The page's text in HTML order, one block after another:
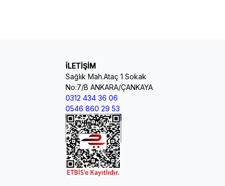
İLETİŞİM
Sağlık Mah.Ataç 1 Sokak
No:7/B ANKARA/ÇANKAYA
0312 434 36 06
0546 860 29 53